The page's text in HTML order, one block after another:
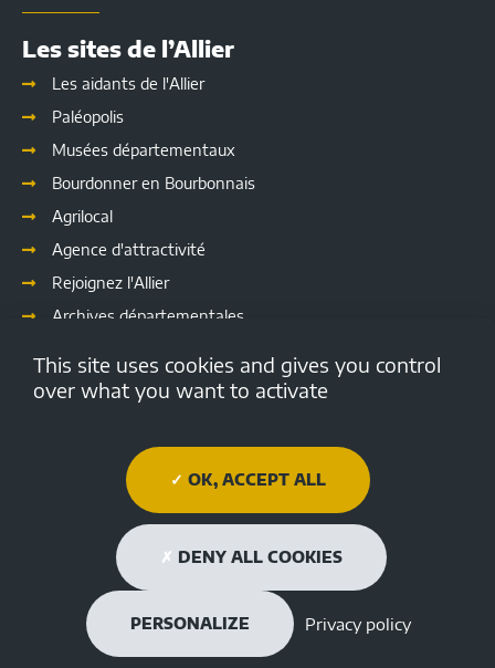
Les sites de l’Allier
Les aidants de l'Allier
Paléopolis
Musées départementaux
Bourdonner en Bourbonnais
Agrilocal
Agence d'attractivité
Rejoignez l'Allier
Archives départementales
Culture
Open data de l'Allier
Médiathèque Départementale de l'Allier
Allier tourisme
Restons connectés
L’Allier
sur
L’Allier
sur

This site uses cookies and gives you control
over what you want to activate
OK, ACCEPT ALL
DENY ALL COOKIES
PERSONALIZE Privacy policy